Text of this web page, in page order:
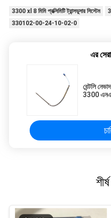
3300 xl 8 মিমি প্রক্সিমিটি ট্রান্সডুসার সিস্টেম
330102-00-24-10-02-0
এর
বেন্টলি
3300